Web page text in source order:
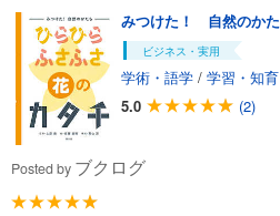
ビジネス・実用
学術・語学 / 学習・知育
5.0
(2)
Posted by ブクログ